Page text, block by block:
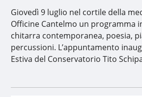
Giovedì 9 luglio nel cortile della
Officine Cantelmo un programma
chitarra contemporanea, poesia,
percussioni. L’appuntamento
Estiva del Conservatorio Tito